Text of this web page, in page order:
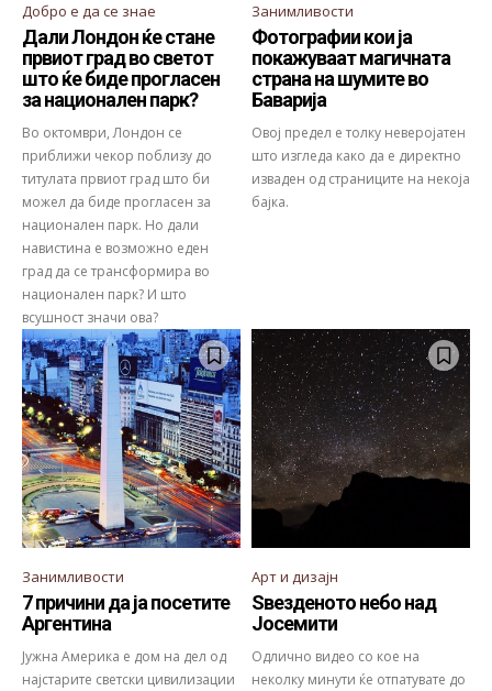
Добро е да се знае
Дали Лондон ќе стане
првиот град во светот
што ќе биде прогласен
за национален парк?
Во октомври, Лондон се
приближи чекор поблизу до
титулата првиот град што би
можел да биде прогласен за
национален парк. Но дали
навистина е возможно еден
град да се трансформира во
национален парк? И што
всушност значи ова?
Занимливости
Фотографии кои ја
покажуваат магичната
страна на шумите во
Баварија
Овој предел е толку неверојатен
што изгледа како да е директно
изваден од страниците на некоја
бајка.
Занимливости
7 причини да ја посетите
Аргентина
Јужна Америка е дом на дел од
најстарите светски цивилизации
Арт и дизајн
Ѕвезденото небо над
Јосемити
Одлично видео со кое на
неколку минути ќе отпатувате до